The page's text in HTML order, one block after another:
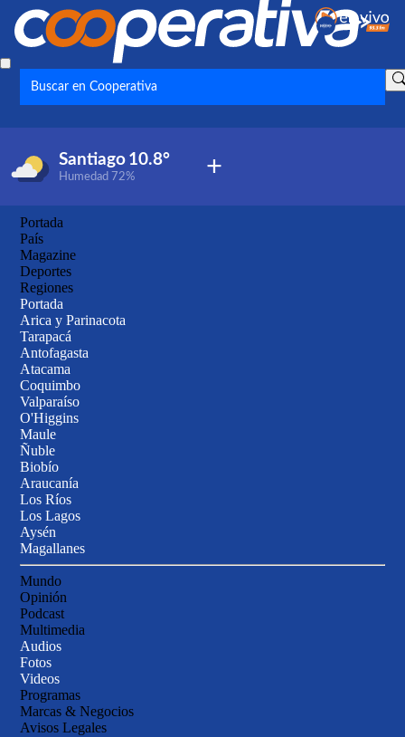
Santiago 10.8°
Humedad 72% +
Portada
País
Magazine
Deportes
Regiones
Portada
Arica y Parinacota
Tarapacá
Antofagasta
Atacama
Coquimbo
Valparaíso
O'Higgins
Maule
Ñuble
Biobío
Araucanía
Los Ríos
Los Lagos
Aysén
Magallanes
Mundo
Opinión
Podcast
Multimedia
Audios
Fotos
Videos
Programas
Marcas & Negocios
Avisos Legales
Josefina Easton y Josefina Lepez
brillaron en la Final de Rodeo Femenino
Siguiente